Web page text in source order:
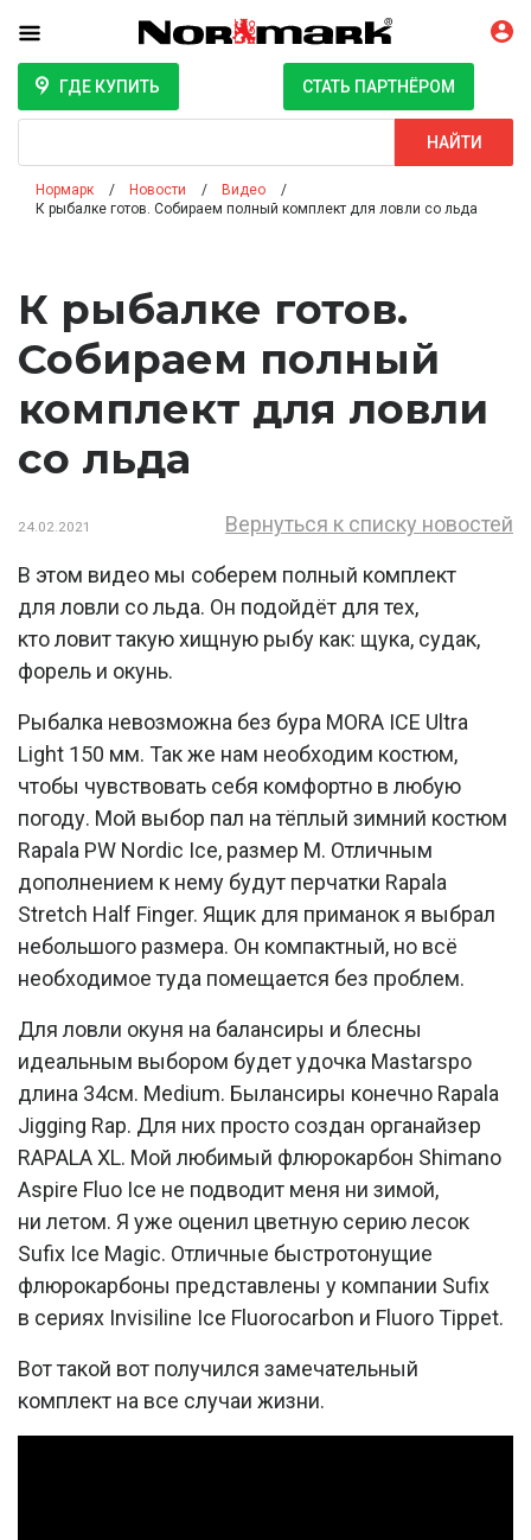
ГДЕ КУПИТЬ СТАТЬ ПАРТНЁРОМ
НАЙТИ
Нормарк Новости
Видео
К рыбалке готов. Собираем полный комплект для ловли со льда
К рыбалке готов.
Собираем полный
комплект для ловли
со льда
24.02.2021 Вернуться к списку новостей
В этом видео мы соберем полный комплект
для ловли со льда. Он подойдёт для тех,
кто ловит такую хищную рыбу как: щука, судак,
форель и окунь.
Рыбалка невозможна без бура MORA ICE Ultra
Light 150 мм. Так же нам необходим костюм,
чтобы чувствовать себя комфортно в любую
погоду. Мой выбор пал на тёплый зимний костюм
Rapala PW Nordic Ice, размер M. Отличным
дополнением к нему будут перчатки Rapala
Stretch Half Finger. Ящик для приманок я выбрал
небольшого размера. Он компактный, но всё
необходимое туда помещается без проблем.
Для ловли окуня на балансиры и блесны
идеальным выбором будет удочка Mastarspo
длина 34см. Medium. Былансиры конечно Rapala
Jigging Rap. Для них просто создан органайзер
RAPALA XL. Мой любимый флюрокарбон Shimano
Aspire Fluo Ice не подводит меня ни зимой,
ни летом. Я уже оценил цветную серию лесок
Sufix Ice Magic. Отличные быстротонущие
флюрокарбоны представлены у компании Sufix
в сериях Invisiline Ice Fluorocarbon и Fluoro Tippet.
Вот такой вот получился замечательный
комплект на все случаи жизни.